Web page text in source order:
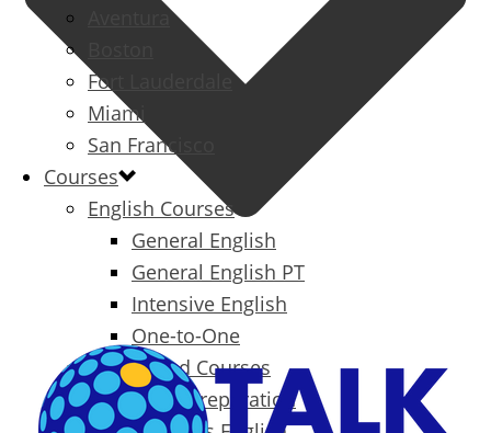
Aventura
Fort Lauderdale
Miami
San Francisco
Courses
English Courses
General English
General English PT
Intensive English
One-to-One
Specialized Courses
Exam Preparation